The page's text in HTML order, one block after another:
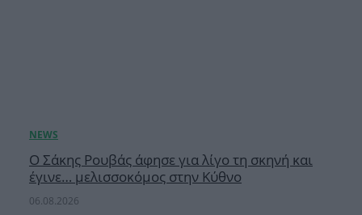
Ο Σάκης Ρουβάς άφησε για λίγο τη σκηνή και
έγινε… μελισσοκόμος στην Κύθνο
06.08.2026